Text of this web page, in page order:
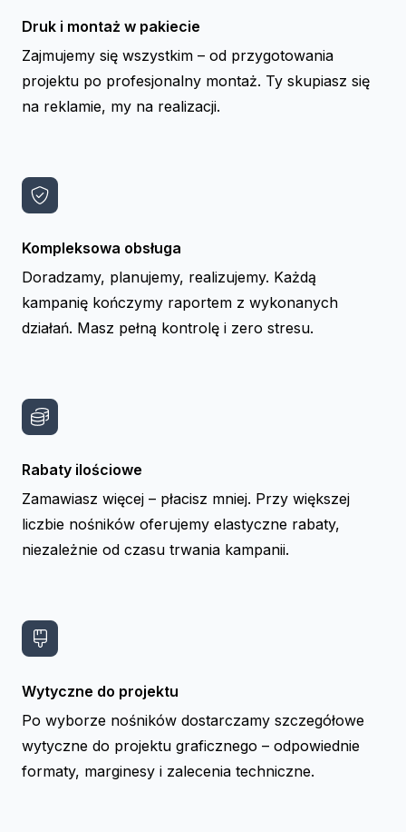
Druk i montaż w pakiecie
Zajmujemy się wszystkim – od przygotowania
projektu po profesjonalny montaż. Ty skupiasz się
na reklamie, my na realizacji.
Kompleksowa obsługa
Doradzamy, planujemy, realizujemy. Każdą
kampanię kończymy raportem z wykonanych
działań. Masz pełną kontrolę i zero stresu.
Rabaty ilościowe
Zamawiasz więcej – płacisz mniej. Przy większej
liczbie nośników oferujemy elastyczne rabaty,
niezależnie od czasu trwania kampanii.
Wytyczne do projektu
Po wyborze nośników dostarczamy szczegółowe
wytyczne do projektu graficznego – odpowiednie
formaty, marginesy i zalecenia techniczne.